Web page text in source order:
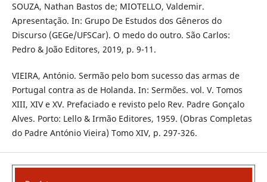
SOUZA, Nathan Bastos de; MIOTELLO, Valdemir.
Apresentação. In: Grupo De Estudos dos Gêneros do
Discurso (GEGe/UFSCar). O medo do outro. São Carlos:
Pedro & João Editores, 2019, p. 9-11.
VIEIRA, António. Sermão pelo bom sucesso das armas de
Portugal contra as de Holanda. In: Sermões. vol. V. Tomos
XIII, XIV e XV. Prefaciado e revisto pelo Rev. Padre Gonçalo
Alves. Porto: Lello & Irmão Editores, 1959. (Obras Completas
do Padre António Vieira) Tomo XIV, p. 297-326.